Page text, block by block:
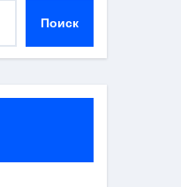
Поиск